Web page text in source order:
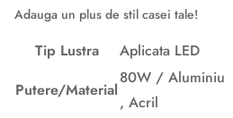
Adauga un plus de stil casei tale!
Tip Lustra
Aplicata LED
Putere/Material
80W / Aluminiu
, Acril